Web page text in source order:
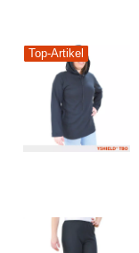
Top-Artikel